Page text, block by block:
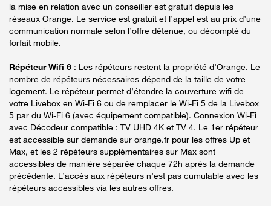
la mise en relation avec un conseiller est gratuit depuis les
réseaux Orange. Le service est gratuit et l’appel est au prix d’une
communication normale selon l’offre détenue, ou décompté du
forfait mobile.
Répéteur Wifi 6 : Les répéteurs restent la propriété d’Orange. Le
nombre de répéteurs nécessaires dépend de la taille de votre
logement. Le répéteur permet d’étendre la couverture wifi de
votre Livebox en Wi-Fi 6 ou de remplacer le Wi-Fi 5 de la Livebox
5 par du Wi-Fi 6 (avec équipement compatible). Connexion Wi-Fi
avec Décodeur compatible : TV UHD 4K et TV 4. Le 1er répéteur
est accessible sur demande sur orange.fr pour les offres Up et
Max, et les 2 répéteurs supplémentaires sur Max sont
accessibles de manière séparée chaque 72h après la demande
précédente. L’accès aux répéteurs n’est pas cumulable avec les
répéteurs accessibles via les autres offres.